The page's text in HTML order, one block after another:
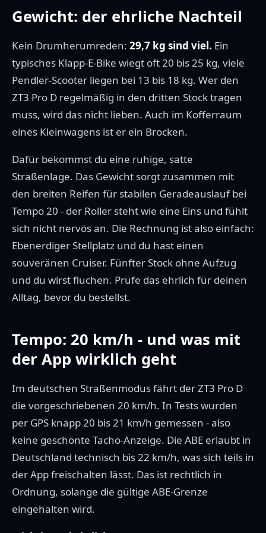
Gewicht: der ehrliche Nachteil
Kein Drumherumreden: 29,7 kg sind viel. Ein
typisches Klapp-E-Bike wiegt oft 20 bis 25 kg, viele
Pendler-Scooter liegen bei 13 bis 18 kg. Wer den
ZT3 Pro D regelmäßig in den dritten Stock tragen
muss, wird das nicht lieben. Auch im Kofferraum
eines Kleinwagens ist er ein Brocken.
Dafür bekommst du eine ruhige, satte
Straßenlage. Das Gewicht sorgt zusammen mit
den breiten Reifen für stabilen Geradeauslauf bei
Tempo 20 - der Roller steht wie eine Eins und fühlt
sich nicht nervös an. Die Rechnung ist also einfach:
Ebenerdiger Stellplatz und du hast einen
souveränen Cruiser. Fünfter Stock ohne Aufzug
und du wirst fluchen. Prüfe das ehrlich für deinen
Alltag, bevor du bestellst.
Tempo: 20 km/h - und was mit
der App wirklich geht
Im deutschen Straßenmodus fährt der ZT3 Pro D
die vorgeschriebenen 20 km/h. In Tests wurden
per GPS knapp 20 bis 21 km/h gemessen - also
keine geschönte Tacho-Anzeige. Die ABE erlaubt in
Deutschland technisch bis 22 km/h, was sich teils in
der App freischalten lässt. Das ist rechtlich in
Ordnung, solange die gültige ABE-Grenze
eingehalten wird.